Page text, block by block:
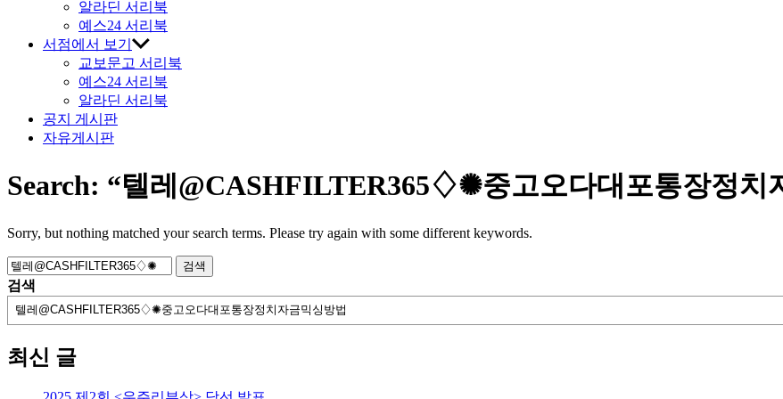
알라딘 서리북
예스24 서리북
서점에서 보기
교보문고 서리북
예스24 서리북
알라딘 서리북
공지 게시판
자유게시판
Search: “텔레@CASHFILTER365♢✺중고오다대포통장정치
Sorry, but nothing matched your search terms. Please try again with some different keywords.
검
색:
검색
최신 글